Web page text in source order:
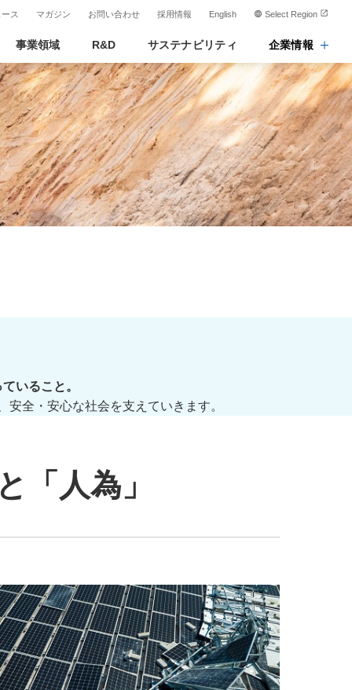
ス マガジン お問い合わせ 採用情報 English Select Region
事業領域 R&D サステナビリティ 企業情報
いること。
全・安心な社会を支えていきます。
「人為」